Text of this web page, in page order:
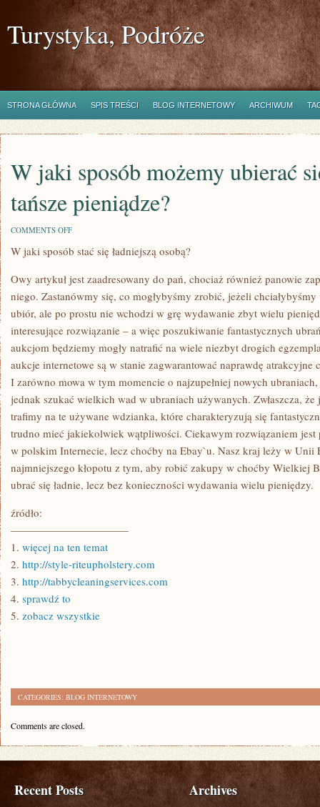
Turystyka, Podróże
STRONA GŁÓWNA SPIS TREŚCI BLOG INTERNETOWY ARCHIWUM
W jaki sposób możemy ubierać
tańsze pieniądze?
COMMENTS OFFON
JAKI
UBIERAĆ
SIĘ
SPORO
TAŃSZE
PIENIĄDZE?
W jaki sposób stać się ładniejszą osobą?
Owy artykuł jest zaadresowany do pań, chociaż również panowie
niego. Zastanówmy się, co mogłybyśmy zrobić, jeżeli
ubiór, ale po prostu nie wchodzi w grę wydawanie zbyt wielu
interesujące rozwiązanie – a więc poszukiwanie fantastycznych
aukcjom będziemy mogły natrafić na wiele niezbyt drogich
aukcje internetowe są w stanie zagwarantować naprawdę atrakcyjne
I zarówno mowa w tym momencie o najzupełniej nowych
jednak szukać wielkich wad w ubraniach używanych. Zwłaszcza,
trafimy na te używane wdzianka, które charakteryzują się
trudno mieć jakiekolwiek wątpliwości. Ciekawym rozwiązaniem
w polskim Internecie, lecz choćby na Ebay`u. Nasz kraj leży w Unii
najmniejszego kłopotu z tym, aby robić zakupy w choćby Wielkiej
ubrać się ładnie, lecz bez konieczności wydawania wielu pieniędzy.
źródło:
———————————
1. więcej na ten temat
2. http://style-riteupholstery.com
3. http://tabbycleaningservices.com
4. sprawdź to
5. zobacz wszystkie
CATEGORIES: BLOG INTERNETOWY
Comments are closed.
Recent Posts Archives